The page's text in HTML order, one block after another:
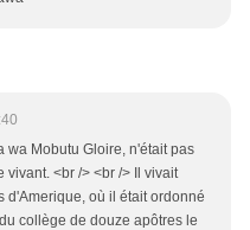
wa Mobutu Gloire, n'était pas
vivant. <br /> <br /> Il vivait
d'Amerique, où il était ordonné
collège de douze apôtres le